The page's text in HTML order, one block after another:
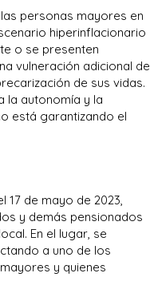
personas mayores en
hiperinflacionario
o se presenten
vulneración adicional de
de sus vidas.
la autonomía y la
está garantizando el
17 de mayo de 2023,
y demás pensionados
En el lugar, se
a uno de los
y quienes